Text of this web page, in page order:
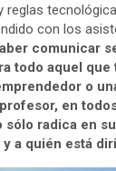
reglas
con los
comunicar
todo aquel que
o
en
sólo radica en
a quién está